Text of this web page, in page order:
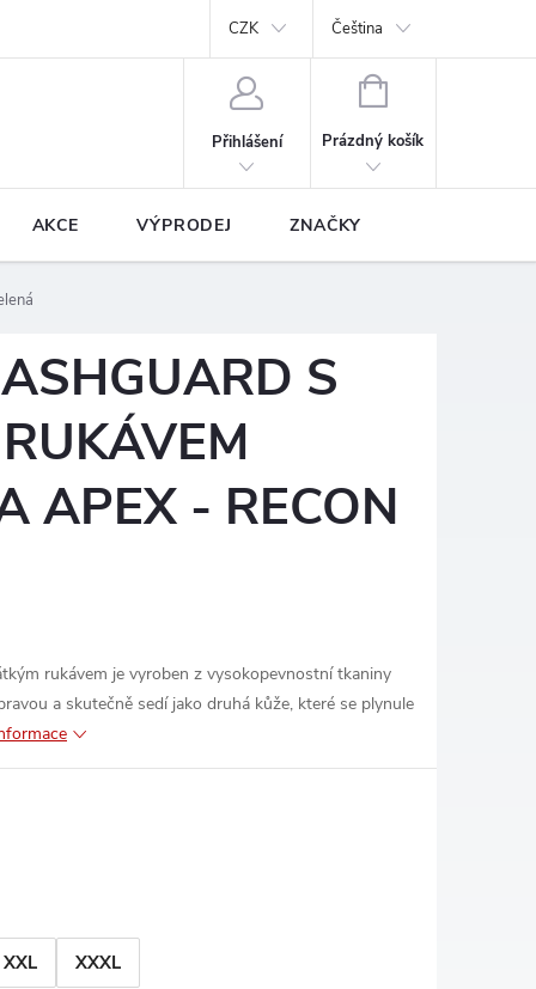
Podmínky ochrany osobních údajů Prodávané značky
CZK Čeština
Přihlášení
NÁKUPNÍ
Prázdný košík
AKCE VÝPRODEJ ZNAČKY
S
APEX - RECON
rukávem je vyroben z vysokopevnostní tkaniny
a skutečně sedí jako druhá kůže, které se plynule
XXL XXXL